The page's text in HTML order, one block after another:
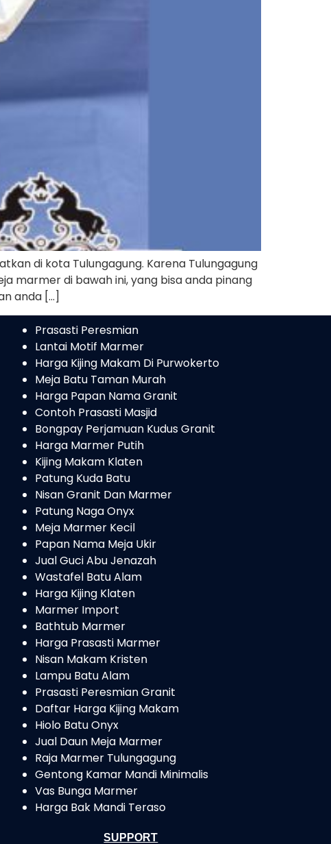
di kota Tulungagung. Karena Tulungagung
marmer di bawah ini, yang bisa anda pinang
anda […]
Prasasti Peresmian
Lantai Motif Marmer
Harga Kijing Makam Di Purwokerto
Meja Batu Taman Murah
Harga Papan Nama Granit
Contoh Prasasti Masjid
Bongpay Perjamuan Kudus Granit
Harga Marmer Putih
Kijing Makam Klaten
Patung Kuda Batu
Nisan Granit Dan Marmer
Patung Naga Onyx
Meja Marmer Kecil
Papan Nama Meja Ukir
Jual Guci Abu Jenazah
Wastafel Batu Alam
Harga Kijing Klaten
Marmer Import
Bathtub Marmer
Harga Prasasti Marmer
Nisan Makam Kristen
Lampu Batu Alam
Prasasti Peresmian Granit
Daftar Harga Kijing Makam
Hiolo Batu Onyx
Jual Daun Meja Marmer
Raja Marmer Tulungagung
Gentong Kamar Mandi Minimalis
Vas Bunga Marmer
Harga Bak Mandi Teraso
SUPPORT